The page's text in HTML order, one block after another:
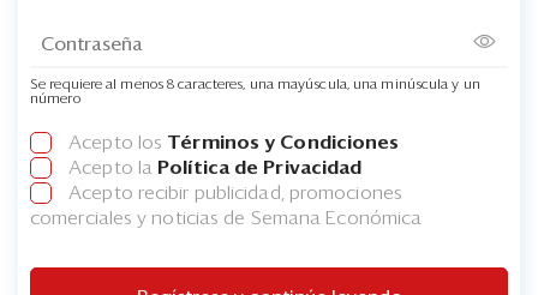
Se requiere al menos 8 caracteres, una mayúscula, una minúscula y un
número
Acepto los Términos y Condiciones
Acepto la Política de Privacidad
Acepto recibir publicidad, promociones
comerciales y noticias de Semana Económica